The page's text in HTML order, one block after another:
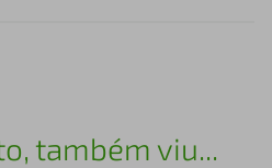
também viu...